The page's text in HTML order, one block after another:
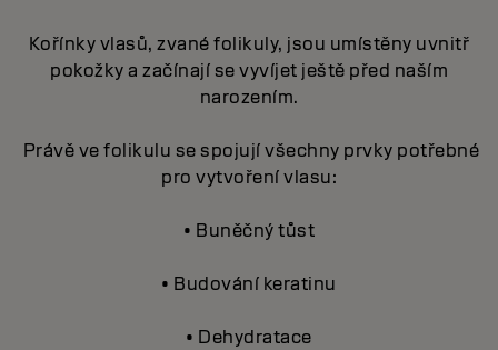
Kořínky vlasů, zvané folikuly, jsou umístěny uvnitř
pokožky a začínají se vyvíjet ještě před naším
narozením.
Právě ve folikulu se spojují všechny prvky potřebné
pro vytvoření vlasu:
• Buněčný tůst
• Budování keratinu
• Dehydratace